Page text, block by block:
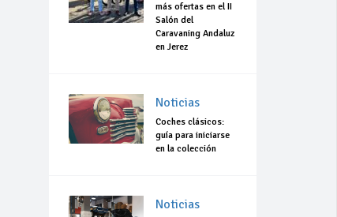
más ofertas en el II
Salón del
Caravaning Andaluz
en Jerez
Noticias
Coches clásicos:
guía para iniciarse
en la colección
Noticias